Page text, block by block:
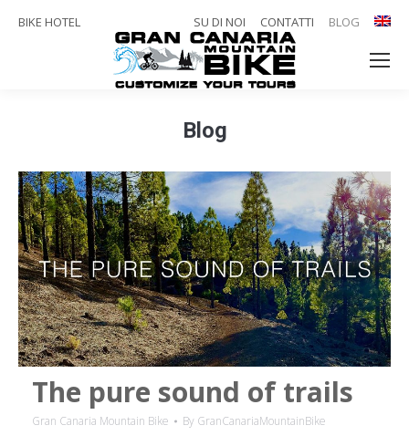
BIKE HOTEL SU DI NOI CONTATTI BLOG
Blog
The pure sound of trails
Gran Canaria Mountain Bike By GranCanariaMountainBike